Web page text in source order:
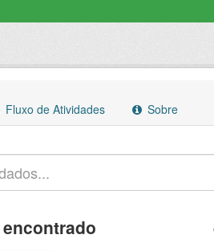
Fluxo de Atividades Sobre